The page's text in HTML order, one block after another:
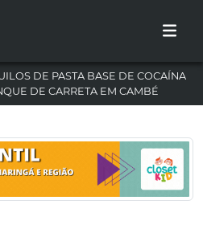
DE PASTA BASE DE COCAÍNA
DE CARRETA EM CAMBÉ